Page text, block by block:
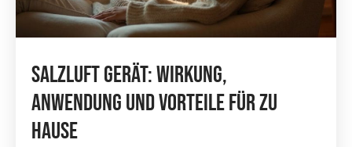
Salzluft Gerät: Wirkung,
Anwendung Und Vorteile Für Zu
Hause